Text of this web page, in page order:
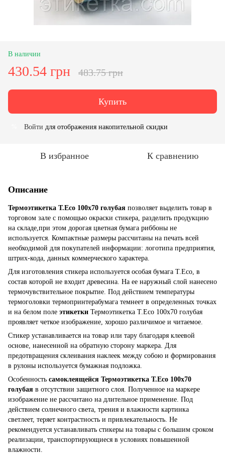
В наличии
430.54 грн 483.75 грн
Купить
Войти для отображения накопительной скидки
В избранное К сравнению
Описание
Термоэтикетка T.Eco 100x70 голубая позволяет выделить товар в
торговом зале с помощью окраски стикера, разделить продукцию
на складе,при этом дорогая цветная бумага риббоны не
используется. Компактные размеры рассчитаны на печать всей
необходимой для покупателей информации: логотипа предприятия,
штрих-кода, данных коммерческого характера.
Для изготовления стикера используется особая бумага T.Eco, в
состав которой не входит древесина. На ее наружный слой нанесено
термочувствительное покрытие. Под действием температуры
термоголовки термопринтерабумага темнеет в определенных точках
и на белом поле этикетки Термоэтикетка T.Eco 100x70 голубая
проявляет четкое изображение, хорошо различимое и читаемое.
Стикер устанавливается на товар или тару благодаря клеевой
основе, нанесенной на обратную сторону маркера. Для
предотвращения склеивания наклеек между собою и формирования
в рулоны используется бумажная подложка.
Особенность самоклеящейся Термоэтикетка T.Eco 100x70
голубая в отсутствии защитного слоя. Полученное на маркере
изображение не рассчитано на длительное применение. Под
действием солнечного света, трения и влажности картинка
светлеет, теряет контрастность и привлекательность. Не
рекомендуется устанавливать стикеры на товары с большим сроком
реализации, транспортирующиеся в условиях повышенной
влажности.